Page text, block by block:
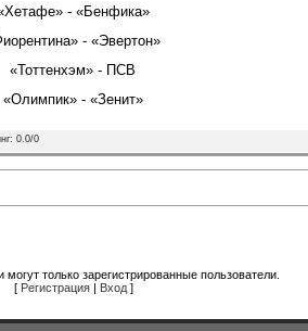
- «Бенфика»
- «Эвертон»
«Тоттенхэм» - ПСВ
«Олимпик» - «Зенит»
: 0.0/0
только зарегистрированные пользователи.
[ Регистрация | Вход ]